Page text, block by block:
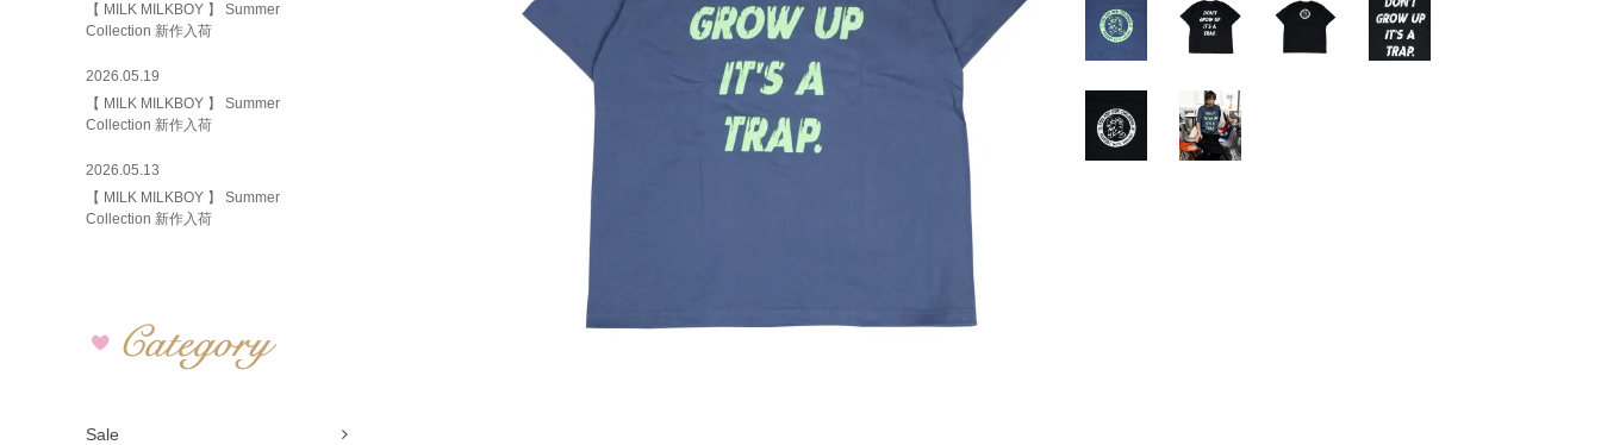
【 MILK MILKBOY 】 Summer
Collection 新作入荷
2026.05.19
【 MILK MILKBOY 】 Summer
Collection 新作入荷
2026.05.13
【 MILK MILKBOY 】 Summer
Collection 新作入荷
Sale